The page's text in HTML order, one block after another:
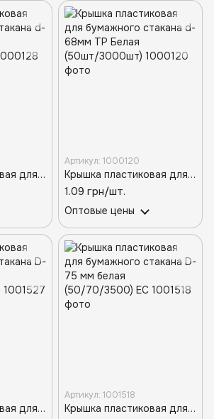
Крышка пластиковая для бумажного стакана d-89мм ТР Белая (50шт/2000шт)
Артикул: 1000120
Крышка пластиковая для бумажного стакана d-68мм ТР Белая (50шт/3000шт)
1.09 грн/шт.
Оптовые цены
Крышка пластиковая для бумажного стакана D-72 мм белая (50/80/4000) ЕС
Артикул: 1001518
Крышка пластиковая для бумажного стакана D-75 мм белая (50/70/3500) ЕС